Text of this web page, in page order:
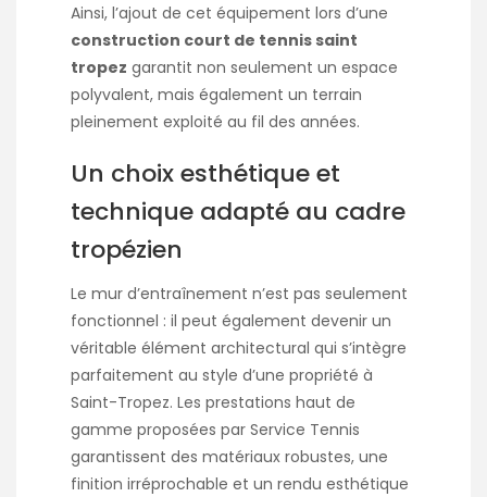
Ainsi, l’ajout de cet équipement lors d’une
construction court de tennis saint
tropez garantit non seulement un espace
polyvalent, mais également un terrain
pleinement exploité au fil des années.
Un choix esthétique et
technique adapté au cadre
tropézien
Le mur d’entraînement n’est pas seulement
fonctionnel : il peut également devenir un
véritable élément architectural qui s’intègre
parfaitement au style d’une propriété à
Saint-Tropez. Les prestations haut de
gamme proposées par Service Tennis
garantissent des matériaux robustes, une
finition irréprochable et un rendu esthétique